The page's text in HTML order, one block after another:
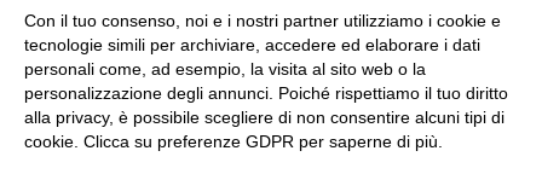
Seguici, siamo in continuo
aggiornamento...
Con il tuo consenso, noi e i nostri partner utilizziamo i cookie e
tecnologie simili per archiviare, accedere ed elaborare i dati
personali come, ad esempio, la visita al sito web o la
personalizzazione degli annunci. Poiché rispettiamo il tuo diritto
alla privacy, è possibile scegliere di non consentire alcuni tipi di
cookie. Clicca su preferenze GDPR per saperne di più.